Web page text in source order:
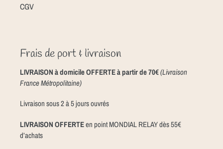
CGV
Frais de port & livraison
LIVRAISON à domicile OFFERTE à partir de 70€(Livraison
France Métropolitaine)
Livraison sous 2 à 5 jours ouvrés
LIVRAISON OFFERTEen point MONDIAL RELAY dès 55€
d’achats